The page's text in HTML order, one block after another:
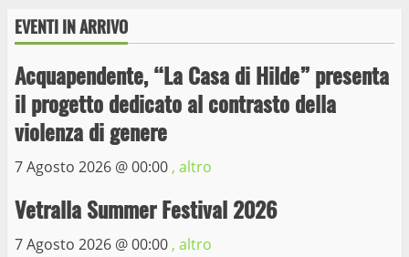
EVENTI IN ARRIVO
Acquapendente, “La Casa di Hilde” presenta
il progetto dedicato al contrasto della
violenza di genere
7 Agosto 2026 @00:00 , altro
Vetralla Summer Festival 2026
7 Agosto 2026 @00:00 , altro
3
Wiplanet Baseball supera il Napoli
9 Maggio 2023
La Polizia di Stato arresta il ladro seriale
delle auto in sosta a Viterbo